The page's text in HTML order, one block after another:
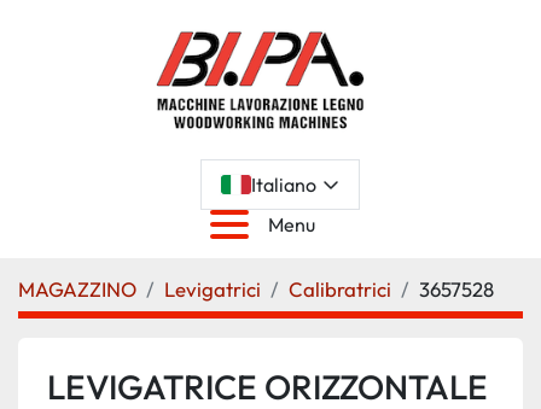
Italiano
Menu
MAGAZZINO Levigatrici Calibratrici 3657528
LEVIGATRICE ORIZZONTALE